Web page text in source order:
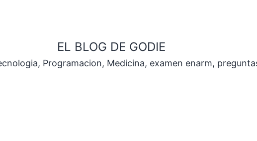
EL BLOG DE GODIE
Programacion, Medicina, examen enarm,